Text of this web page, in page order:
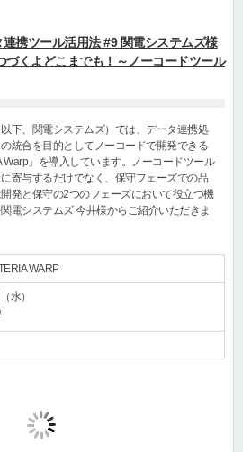
携ツール活用法 #9 関電システムズ様
づくよどこまでも！～ノーコードツール
下、関電システムズ）では、データ連携処
統合を目的としてノーコードで開発できる
Warp」を導入しています。ノーコードツール
寄与するだけでなく、保守フェーズでの品
発と保守の2つのフェーズにおいて役立つ機
電システムズ 今井様からご紹介いただきま
WARP
水）